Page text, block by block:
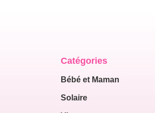
Catégories
Bébé et Maman
Solaire